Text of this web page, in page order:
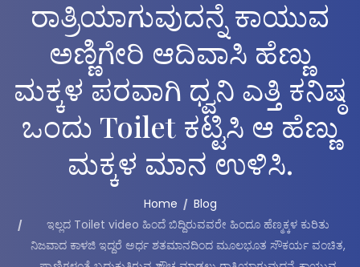
ರಾತ್ರಿಯಾಗುವುದನ್ನೆ ಕಾಯುವ
ಅಣ್ಣಿಗೇರಿ ಆದಿವಾಸಿ ಹೆಣ್ಣು
ಮಕ್ಕಳ ಪರವಾಗಿ ಧ್ವನಿ ಎತ್ತಿ ಕನಿಷ್ಠ
ಒಂದು Toilet ಕಟ್ಟಿಸಿ ಆ ಹೆಣ್ಣು
ಮಕ್ಕಳ ಮಾನ ಉಳಿಸಿ.
Home
Blog
ಇಲ್ಲದ Toilet video ಹಿಂದೆ ಬಿದ್ದಿರುವವರೇ ಹಿಂದೂ ಹೆಣ್ಮಕ್ಕಳ ಕುರಿತು
ನಿಜವಾದ ಕಾಳಜಿ ಇದ್ದರೆ ಅರ್ಧ ಶತಮಾನದಿಂದ ಮೂಲಭೂತ ಸೌಕರ್ಯ ವಂಚಿತ,